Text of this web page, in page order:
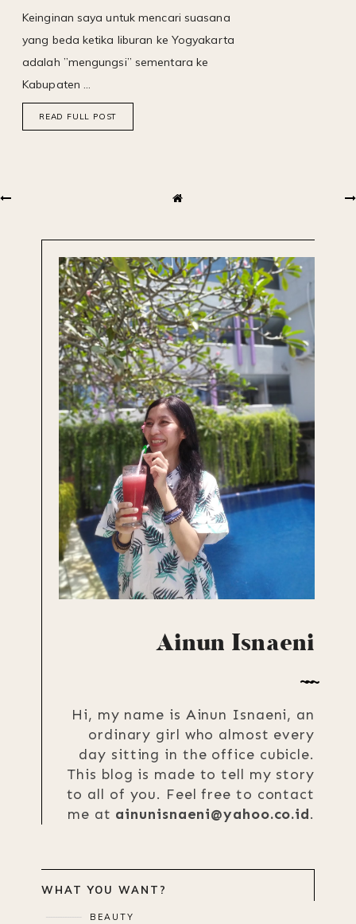
Keinginan saya untuk mencari suasana
yang beda ketika liburan ke Yogyakarta
adalah ”mengungsi” sementara ke
Kabupaten …
READ FULL POST
Ainun Isnaeni
Hi, my name is Ainun Isnaeni, an
ordinary girl who almost every
day sitting in the office cubicle.
This blog is made to tell my story
to all of you. Feel free to contact
me at ainunisnaeni@yahoo.co.id.
WHAT YOU WANT?
BEAUTY